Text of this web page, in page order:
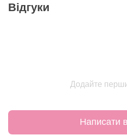
Відгуки
Додайте
Написати